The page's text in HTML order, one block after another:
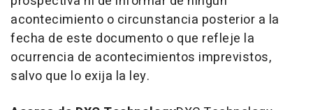
acontecimiento o circunstancia posterior a la
fecha de este documento o que refleje la
ocurrencia de acontecimientos imprevistos,
salvo que lo exija la ley.